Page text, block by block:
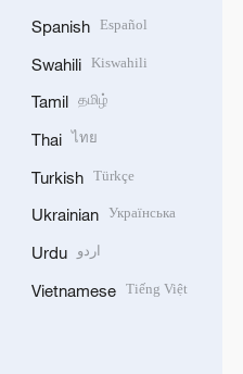
Spanish Español
Swahili Kiswahili
Tamil தமிழ்
Thai ไทย
Turkish Türkçe
Ukrainian Українська
Urdu اردو
Vietnamese Tiếng Việt